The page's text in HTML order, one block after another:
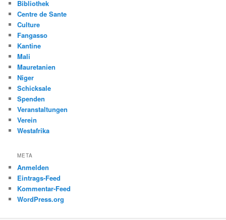
Bibliothek
Centre de Sante
Culture
Fangasso
Kantine
Mali
Mauretanien
Niger
Schicksale
Spenden
Veranstaltungen
Verein
Westafrika
META
Anmelden
Eintrags-Feed
Kommentar-Feed
WordPress.org